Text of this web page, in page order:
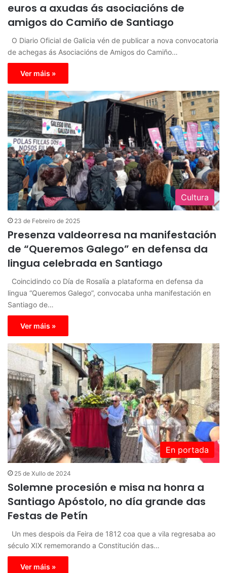
euros a axudas ás asociacións de
amigos do Camiño de Santiago
O Diario Oficial de Galicia vén de publicar a nova convocatoria
de achegas ás Asociacións de Amigos do Camiño…
Ver máis »
Cultura
23 de Febreiro de 2025
Presenza valdeorresa na manifestación
de “Queremos Galego” en defensa da
lingua celebrada en Santiago
Coincidindo co Día de Rosalía a plataforma en defensa da
lingua “Queremos Galego”, convocaba unha manifestación en
Santiago de…
Ver máis »
En portada
25 de Xullo de 2024
Solemne procesión e misa na honra a
Santiago Apóstolo, no día grande das
Festas de Petín
Un mes despois da Feira de 1812 coa que a vila regresaba ao
século XIX rememorando a Constitución das…
Ver máis »